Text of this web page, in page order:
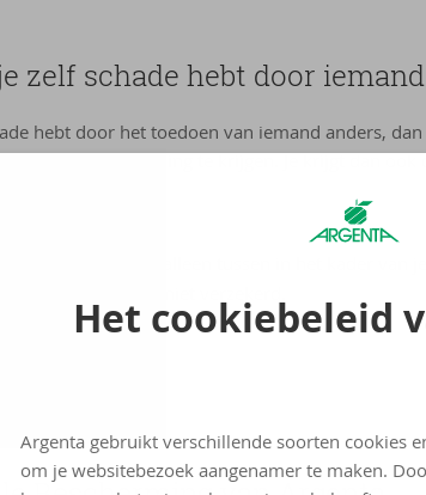
Het cookiebeleid
Argenta gebruikt verschillende soorten cookies
om je websitebezoek aangenamer te maken.
zelf schade hebt door
hebt door het toedoen van iemand anders,
schadevergoeding te krijgen. Je krijgt dan